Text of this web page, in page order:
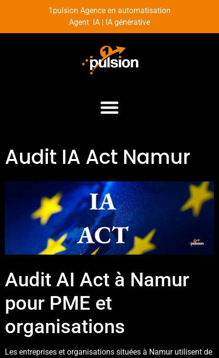
1pulsion Agence en automatisation
Agent IA | IA générative
Audit IA Act Namur
Audit AI Act à Namur
pour PME et
organisations
Les entreprises et organisations situées à Namur utilisent de